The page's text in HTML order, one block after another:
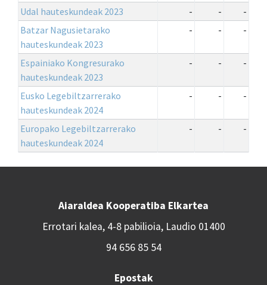
Udal hauteskundeak 2023 - -
-
Batzar Nagusietarako
hauteskundeak 2023
- - -
Espainiako Kongresurako
hauteskundeak 2023
- - -
Eusko Legebiltzarrerako
hauteskundeak 2024
- - -
Europako Legebiltzarrerako
hauteskundeak 2024
- - -
Aiaraldea Kooperatiba Elkartea
Errotari kalea, 4-8 pabilioia, Laudio 01400
94 656 85 54
Epostak